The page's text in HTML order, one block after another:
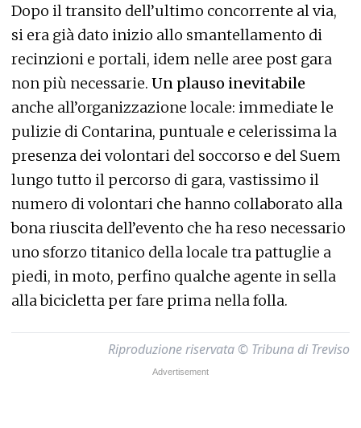
Dopo il transito dell’ultimo concorrente al via,
si era già dato inizio allo smantellamento di
recinzioni e portali, idem nelle aree post gara
non più necessarie. Un plauso inevitabile
anche all’organizzazione locale: immediate le
pulizie di Contarina, puntuale e celerissima la
presenza dei volontari del soccorso e del Suem
lungo tutto il percorso di gara, vastissimo il
numero di volontari che hanno collaborato alla
bona riuscita dell’evento che ha reso necessario
uno sforzo titanico della locale tra pattuglie a
piedi, in moto, perfino qualche agente in sella
alla bicicletta per fare prima nella folla.
Riproduzione riservata © Tribuna di Treviso